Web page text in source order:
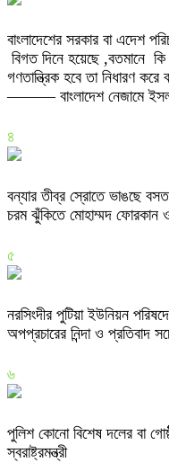
বাংলাদেশের সরকার বা এদেশ
বিগত দিনে হয়েছে ,বতমানে
গণতান্ত্রিক হবে তা নিধারণ করে
——— বাংলাদেশ নেজামে
৪
বন্যার তীব্র স্রোতে ভাঙছে
চরম ঝুঁকিতে মোহাম্মদ
৫
নরসিংদীর পুটিয়া ইউনিয়ন
অপপ্রচারের নিন্দা ও প্রতিবাদ
৬
পুলিশ কোনো বিশেষ দলের বা
স্বরাষ্ট্রমন্ত্রী